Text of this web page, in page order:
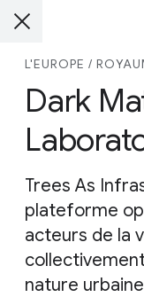
L'EUROPE /
Dark
Trees As
plateforme
acteurs de la
nature